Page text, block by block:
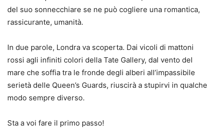
del suo sonnecchiare se ne può cogliere una romantica,
rassicurante, umanità.
In due parole, Londra va scoperta. Dai vicoli di mattoni
rossi agli infiniti colori della Tate Gallery, dal vento del
mare che soffia tra le fronde degli alberi all’impassibile
serietà delle Queen’s Guards, riuscirà a stupirvi in qualche
modo sempre diverso.
Sta a voi fare il primo passo!